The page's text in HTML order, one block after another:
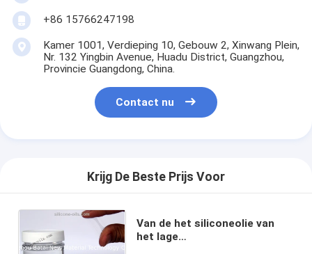
+86 15766247198
Kamer 1001, Verdieping 10, Gebouw 2, Xinwang Plein,
Nr. 132 Yingbin Avenue, Huadu District, Guangzhou,
Provincie Guangdong, China.
Contact nu
Krijg De Beste Prijs Voor
Van de het siliconeolie van
het lage